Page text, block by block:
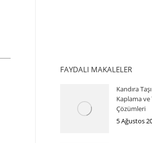
FAYDALI MAKALELER
Kandıra
Kaplama ve
Çözümleri
5 Ağustos